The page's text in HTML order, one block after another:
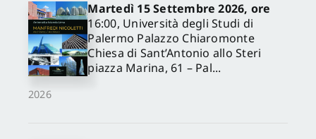
2026
Martedì 15 Settembre 2026, ore
16:00, Università degli Studi di
Palermo Palazzo Chiaromonte
Chiesa di Sant’Antonio allo Steri
piazza Marina, 61 – Pal...